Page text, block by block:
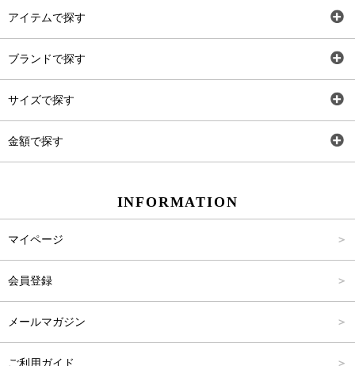
アイテムで探す
ブランドで探す
サイズで探す
金額で探す
INFORMATION
マイページ
会員登録
メールマガジン
ご利用ガイド